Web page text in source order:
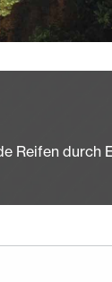
Reifen durch